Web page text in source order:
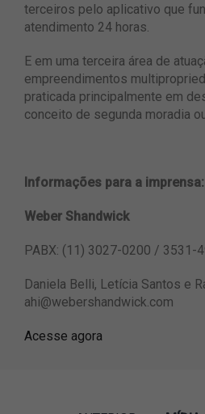
terceiros pelo aplicativo que
atendimento 24 horas.
E em uma terceira área de
empreendimentos
praticada principalmente em
conceito de segunda moradia
Informações para a imprensa:
Weber Shandwick
PABX: (11) 3027-0200 / 3531-
Daniela Belli, Letícia Santos e
ahi@webershandwick.com
Acesse agora